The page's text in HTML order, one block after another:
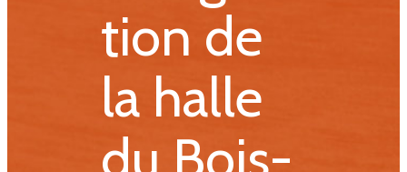
tion de
la halle
du Bois-